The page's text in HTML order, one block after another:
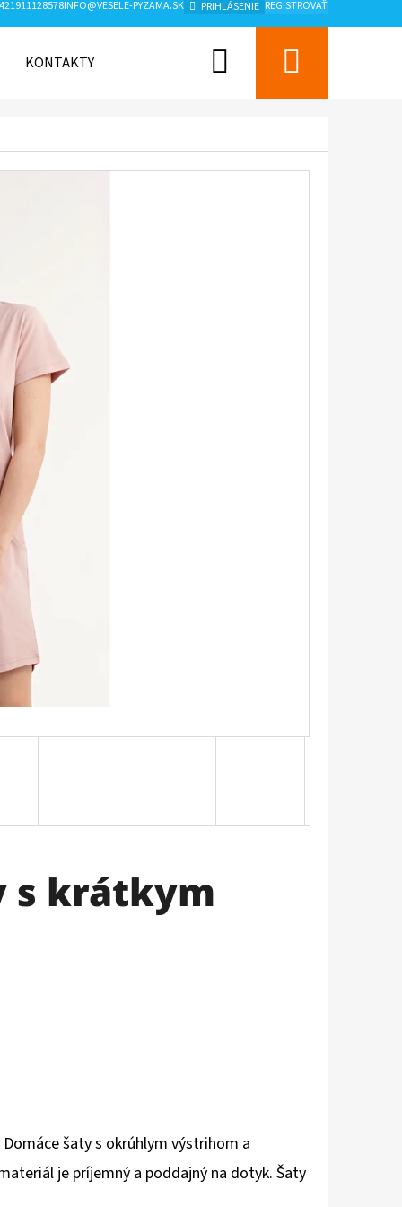
INFO@VESELE-PYZAMA.SK PRIHLÁSENIE REGISTROVAŤ
KONTAKTY Hľadať
s krátkym
šaty s okrúhlym výstrihom a
je príjemný a poddajný na dotyk. Šaty
S KRÁTKYM RUKÁVOM